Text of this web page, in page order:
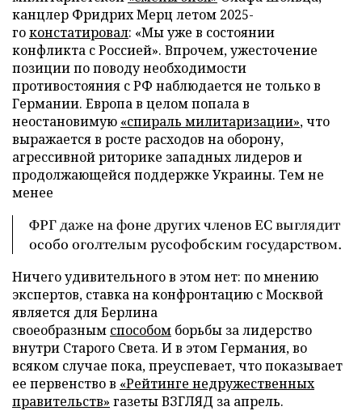
канцлер Фридрих Мерц летом 2025-
гоконстатировал: «Мы уже в состоянии
конфликта с Россией». Впрочем, ужесточение
позиции по поводу необходимости
противостояния с РФ наблюдается не только в
Германии. Европа в целом попала в
неостановимую «спираль милитаризации», что
выражается в росте расходов на оборону,
агрессивной риторике западных лидеров и
продолжающейся поддержке Украины. Тем не
менее
ФРГ даже на фоне других членов ЕС выглядит
особо оголтелым русофобским государством.
Ничего удивительного в этом нет: по мнению
экспертов, ставка на конфронтацию с Москвой
является для Берлина
своеобразным способом борьбы за лидерство
внутри Старого Света. И в этом Германия, во
всяком случае пока, преуспевает, что показывает
ее первенство в «Рейтинге недружественных
правительств» газеты ВЗГЛЯД за апрель.